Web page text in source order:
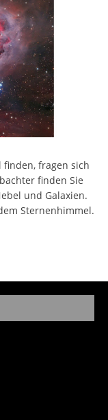
finden, fragen sich
finden Sie
und Galaxien.
Sternenhimmel.